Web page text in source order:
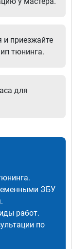
и приезжайте
тюнинга.
для
ЭБУ
работ.
по